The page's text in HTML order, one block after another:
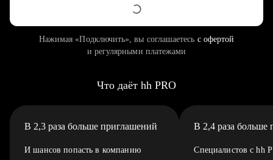
Нажимая «Подключить», вы соглашаетесь с офертой
и регулярными платежами
Что даёт hh PRO
В 2,3 раза больше приглашений
И шансов попасть в компанию
В 2,4 раза больше
Специалистов с hh